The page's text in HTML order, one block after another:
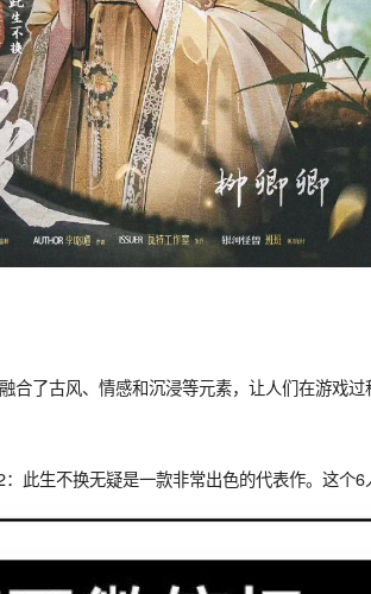
合了古风、情感和沉浸等元素，让人们在游
此生不换无疑是一款非常出色的代表作。这